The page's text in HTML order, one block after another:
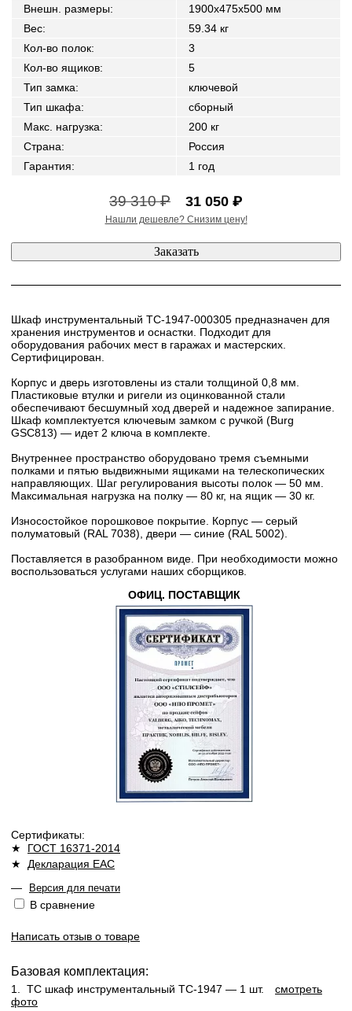
Внешн. размеры:
1900x475x500 мм
Вес:
59.34 кг
Кол-во полок:
3
Кол-во ящиков:
5
Тип замка:
ключевой
Тип шкафа:
сборный
Макс. нагрузка:
200 кг
Страна:
Россия
Гарантия: 1 год
39 310 ₽ 31 050 ₽
Нашли дешевле? Снизим цену!
Шкаф инструментальный TC-1947-000305 предназначен для
хранения инструментов и оснастки. Подходит для
оборудования рабочих мест в гаражах и мастерских.
Сертифицирован.
Корпус и дверь изготовлены из стали толщиной 0,8 мм.
Пластиковые втулки и ригели из оцинкованной стали
обеспечивают бесшумный ход дверей и надежное запирание.
Шкаф комплектуется ключевым замком с ручкой (Burg
GSC813) — идет 2 ключа в комплекте.
Внутреннее пространство оборудовано тремя съемными
полками и пятью выдвижными ящиками на телескопических
направляющих. Шаг регулирования высоты полок — 50 мм.
Максимальная нагрузка на полку — 80 кг, на ящик — 30 кг.
Износостойкое порошковое покрытие. Корпус — серый
полуматовый (RAL 7038), двери — синие (RAL 5002).
Поставляется в разобранном виде. При необходимости можно
воспользоваться услугами наших сборщиков.
ОФИЦ. ПОСТАВЩИК
Сертификаты:
★ ГОСТ 16371-2014
★ Декларация ЕАС
—
Версия для печати
В сравнение
Написать отзыв о товаре
Базовая комплектация:
1. TC шкаф инструментальный TC-1947 — 1 шт.
смотреть
фото